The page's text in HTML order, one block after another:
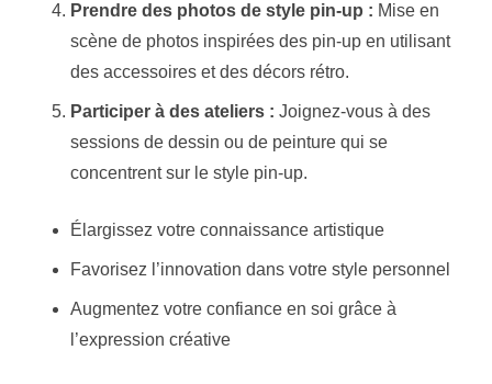
Prendre des photos de style pin-up : Mise en
scène de photos inspirées des pin-up en utilisant
des accessoires et des décors rétro.
Participer à des ateliers : Joignez-vous à des
sessions de dessin ou de peinture qui se
concentrent sur le style pin-up.
Élargissez votre connaissance artistique
Favorisez l’innovation dans votre style personnel
Augmentez votre confiance en soi grâce à
l’expression créative